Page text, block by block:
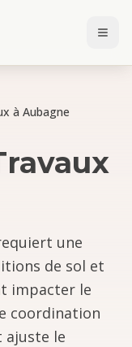
à Aubagne
une
de sol et
impacter le
coordination
ajuste le